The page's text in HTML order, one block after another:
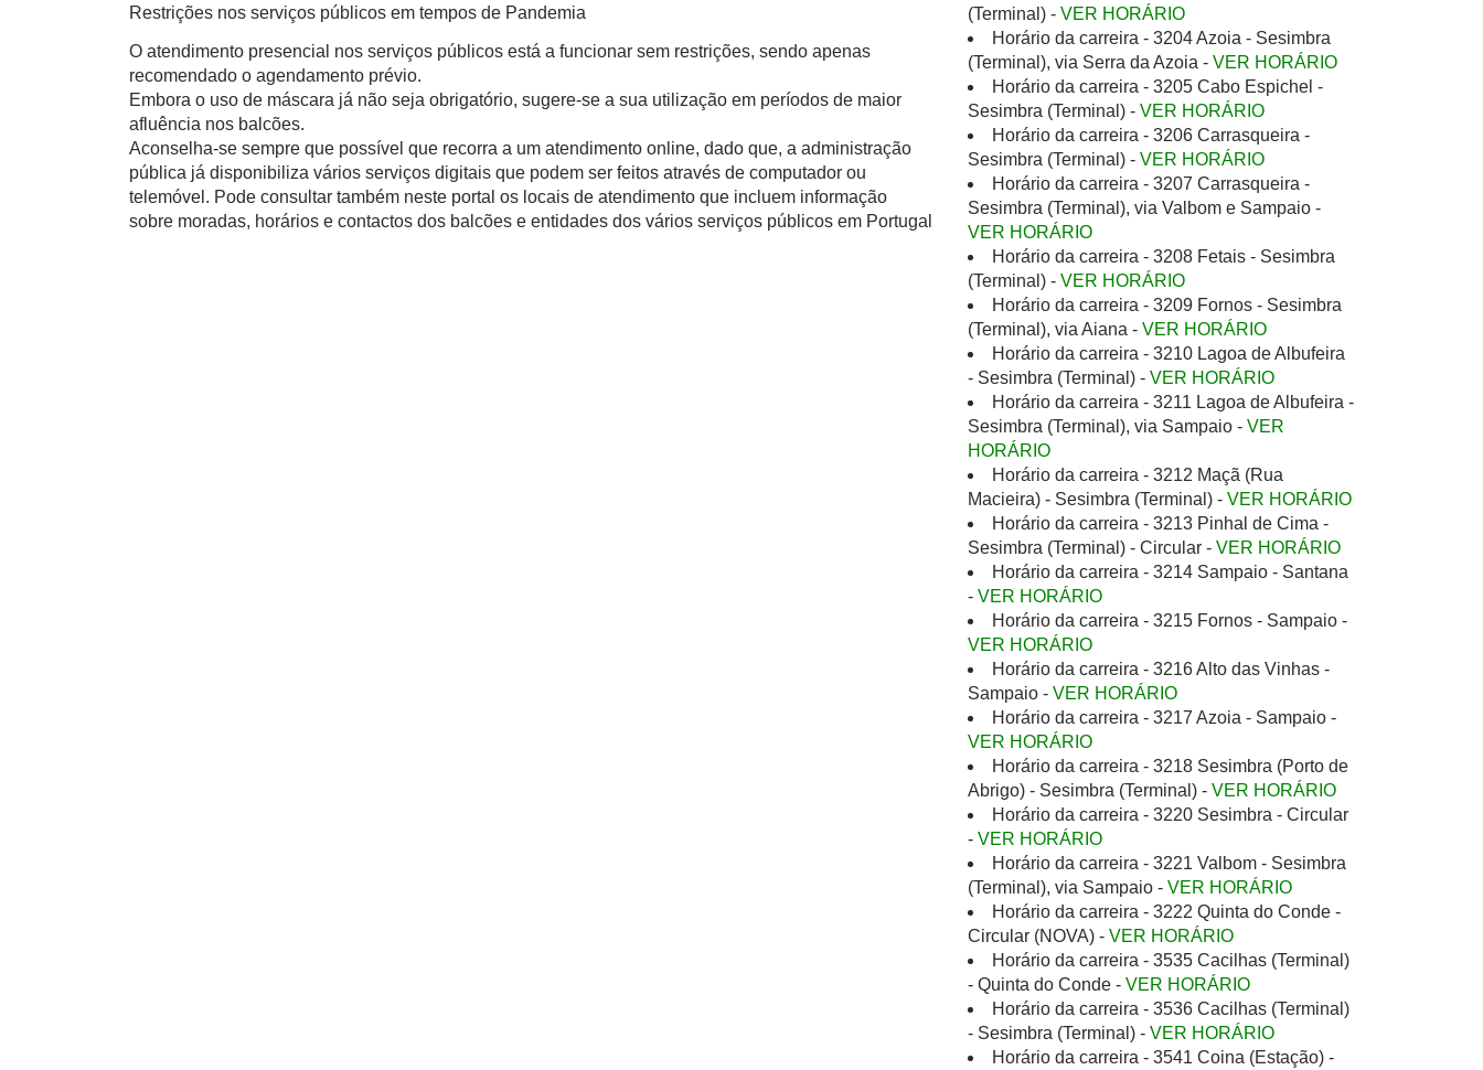
Restrições nos serviços públicos em tempos de Pandemia
O atendimento presencial nos serviços públicos está a funcionar sem restrições, sendo apenas
recomendado o agendamento prévio.
Embora o uso de máscara já não seja obrigatório, sugere-se a sua utilização em períodos de maior
afluência nos balcões.
Aconselha-se sempre que possível que recorra a um atendimento online, dado que, a administração
pública já disponibiliza vários serviços digitais que podem ser feitos através de computador ou
telemóvel. Pode consultar também neste portal os locais de atendimento que incluem informação
sobre moradas, horários e contactos dos balcões e entidades dos vários serviços públicos em Portugal
(Terminal) - VER HORÁRIO
Horário da carreira - 3204 Azoia - Sesimbra
(Terminal), via Serra da Azoia - VER HORÁRIO
Horário da carreira - 3205 Cabo Espichel -
Sesimbra (Terminal) - VER HORÁRIO
Horário da carreira - 3206 Carrasqueira -
Sesimbra (Terminal) - VER HORÁRIO
Horário da carreira - 3207 Carrasqueira -
Sesimbra (Terminal), via Valbom e Sampaio -
VER HORÁRIO
Horário da carreira - 3208 Fetais - Sesimbra
(Terminal) - VER HORÁRIO
Horário da carreira - 3209 Fornos - Sesimbra
(Terminal), via Aiana - VER HORÁRIO
Horário da carreira - 3210 Lagoa de Albufeira
- Sesimbra (Terminal) - VER HORÁRIO
Horário da carreira - 3211 Lagoa de Albufeira -
Sesimbra (Terminal), via Sampaio - VER
HORÁRIO
Horário da carreira - 3212 Maçã (Rua
Macieira) - Sesimbra (Terminal) - VER HORÁRIO
Horário da carreira - 3213 Pinhal de Cima -
Sesimbra (Terminal) - Circular - VER HORÁRIO
Horário da carreira - 3214 Sampaio - Santana
- VER HORÁRIO
Horário da carreira - 3215 Fornos - Sampaio -
VER HORÁRIO
Horário da carreira - 3216 Alto das Vinhas -
Sampaio - VER HORÁRIO
Horário da carreira - 3217 Azoia - Sampaio -
VER HORÁRIO
Horário da carreira - 3218 Sesimbra (Porto de
Abrigo) - Sesimbra (Terminal) - VER HORÁRIO
Horário da carreira - 3220 Sesimbra - Circular
- VER HORÁRIO
Horário da carreira - 3221 Valbom - Sesimbra
(Terminal), via Sampaio - VER HORÁRIO
Horário da carreira - 3222 Quinta do Conde -
Circular (NOVA) - VER HORÁRIO
Horário da carreira - 3535 Cacilhas (Terminal)
- Quinta do Conde - VER HORÁRIO
Horário da carreira - 3536 Cacilhas (Terminal)
- Sesimbra (Terminal) - VER HORÁRIO
Horário da carreira - 3541 Coina (Estação) -